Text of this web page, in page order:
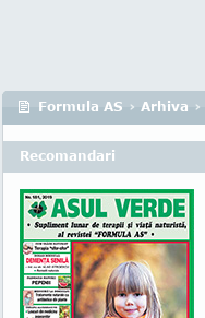
Formula AS › Arhiva ›
Recomandari